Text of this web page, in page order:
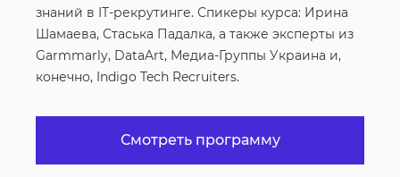
знаний в IT-рекрутинге. Спикеры курса: Ирина
Шамаева, Стаська Падалка, а также эксперты из
Garmmarly, DataArt, Медиа-Группы Украина и,
конечно, Indigo Tech Recruiters.
Смотреть программу